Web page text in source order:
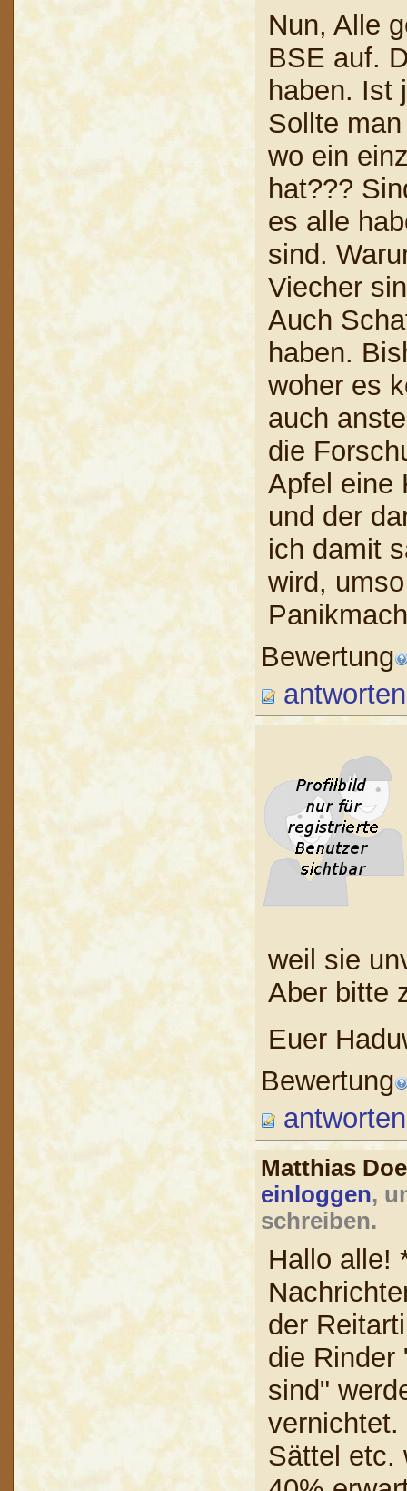
Nun, Alle
BSE auf.
haben. Ist
Sollte
wo ein
hat???
es alle
sind.
Viecher
Auch
haben.
woher es
auch
die
Apfel eine
und der
ich damit
wird,
Bewertung
antworten
weil sie
Aber bitte
Euer
Bewertung
antworten
Matthias
einloggen,
schreiben.
Hallo alle!
der
die Rinder
sind"
Sättel etc.